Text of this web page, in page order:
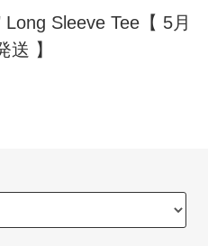
Sleeve Tee【 5月
】